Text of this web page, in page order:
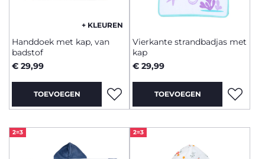
+ KLEUREN
Handdoek met kap, van
badstof
€ 29,99
TOEVOEGEN
Vierkante strandbadjas met
kap
€ 29,99
TOEVOEGEN
2=3 2=3